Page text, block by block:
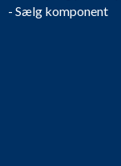
- Sælg komponent